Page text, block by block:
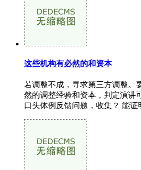
这些机构有必然的和资本
若调整不成，寻求第三方调整。
然的调整经验和资本，判定演讲
口头体例反馈问题，收集？ 能证